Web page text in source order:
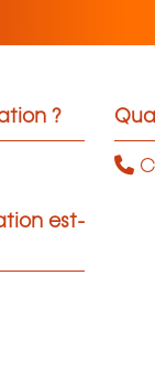
?
est-